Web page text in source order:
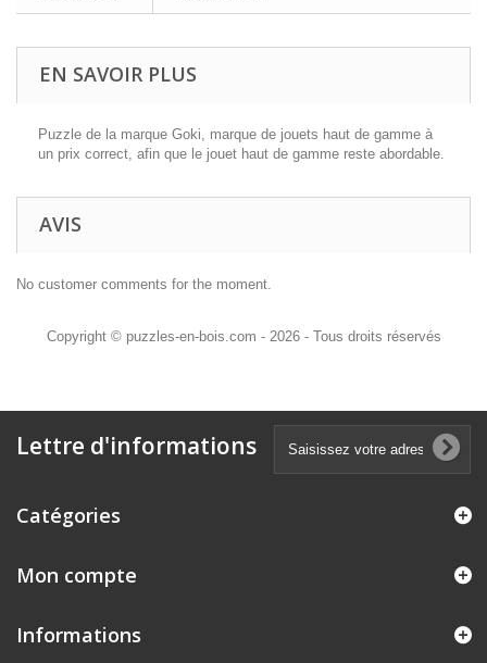
EN SAVOIR PLUS
Puzzle de la marque Goki, marque de jouets haut de gamme à
un prix correct, afin que le jouet haut de gamme reste abordable.
AVIS
No customer comments for the moment.
Copyright © puzzles-en-bois.com - 2026 - Tous droits réservés
Lettre d'informations
Catégories
Mon compte
Informations